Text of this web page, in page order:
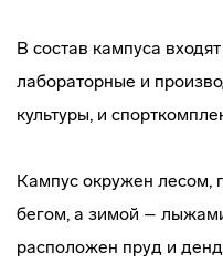
В состав кампуса
лабораторные и
культуры, и
Кампус окружен лесом,
бегом, а зимой –
расположен пруд и